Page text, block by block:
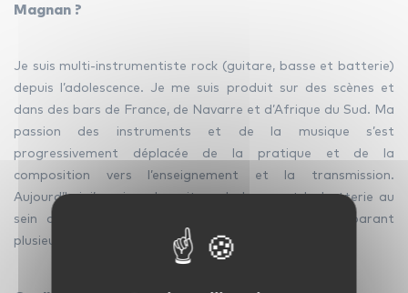
Magnan ?
Je suis multi-instrumentiste rock (guitare, basse et batterie)
depuis l’adolescence. Je me suis produit sur des scènes et
dans des bars de France, de Navarre et d’Afrique du Sud. Ma
passion des instruments et de la musique s’est
progressivement déplacée de la pratique et de la
composition vers l’enseignement et la transmission.
Aujourd’hui, j’enseigne la guitare, la basse et la batterie au
sein de plusieurs écoles et instituts, tout en préparant
plusieurs projets artistiques.